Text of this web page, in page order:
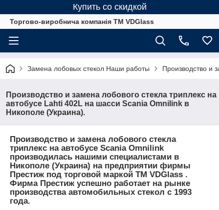
Купить со скидкой
Торгово-виробнича компанія ТМ VDGlass
Замена лобовых стекол Наши работы Производство и
Производство и замена лобового стекла триплекс на
автобусе Lahti 402L на шасси Scania Omnilink в
Никополе (Украина).
Производство и замена лобового стекла
триплекс на автобусе Scania Omnilink
производилась нашими специалистами в
Никополе (Украина) на предприятии фирмы
Престиж под торговой маркой ТМ VDGlass .
Фирма Престиж успешно работает на рынке
производства автомобильных стекол с 1993
года.